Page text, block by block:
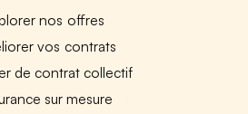
nos offres
vos contrats
de contrat collectif
sur mesure